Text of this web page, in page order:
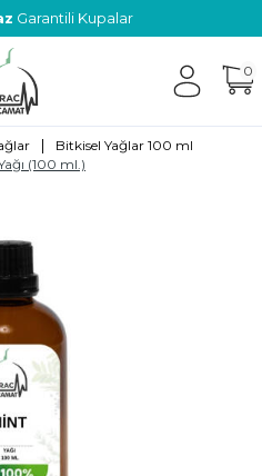
Garantili Kupalar
0
| Bitkisel Yağlar 100 ml
(100 ml.)